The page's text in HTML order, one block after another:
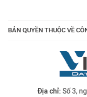
BẢN QUYỀN THUỘC VỀ
Địa chỉ: Số 3,